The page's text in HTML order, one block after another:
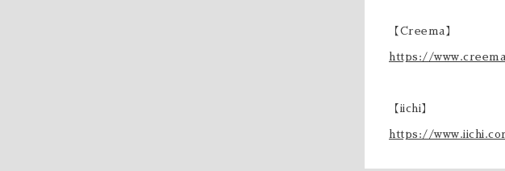
【Creema】
https://
【iichi】
https://